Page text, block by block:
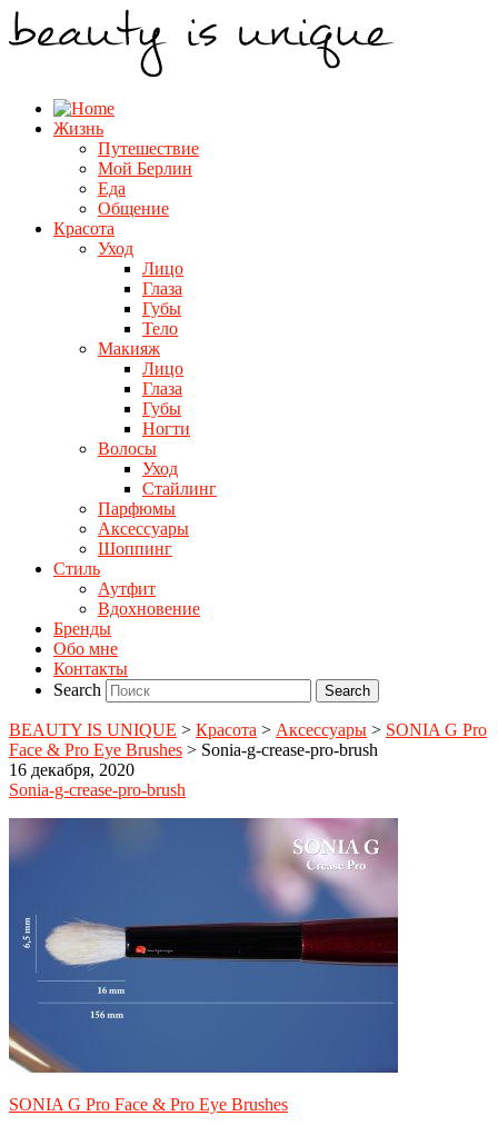
Жизнь
Путешествие
Мой Берлин
Еда
Общение
Красота
Уход
Лицо
Глаза
Губы
Тело
Макияж
Лицо
Глаза
Губы
Ногти
Волосы
Уход
Стайлинг
Парфюмы
Аксессуары
Шоппинг
Стиль
Аутфит
Вдохновение
Бренды
Обо мне
Контакты
Search
BEAUTY IS UNIQUE > Красота > Аксессуары > SONIA G Pro
Face & Pro Eye Brushes > Sonia-g-crease-pro-brush
16 декабря, 2020
Sonia-g-crease-pro-brush
SONIA G Pro Face & Pro Eye Brushes